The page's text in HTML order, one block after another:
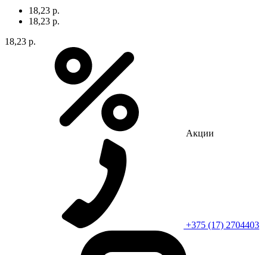
18,23 р.
18,23 р.
18,23 р.
Акции
+375 (17) 2704403